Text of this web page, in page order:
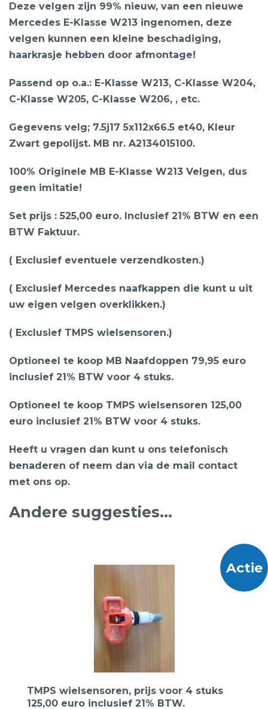
Deze velgen zijn 99% nieuw, van een nieuwe
Mercedes E-Klasse W213 ingenomen, deze
velgen kunnen een kleine beschadiging,
haarkrasje hebben door afmontage!
Passend op o.a.: E-Klasse W213, C-Klasse W204,
C-Klasse W205, C-Klasse W206, , etc.
Gegevens velg; 7.5j17 5x112x66.5 et40, Kleur
Zwart gepolijst. MB nr. A2134015100.
100% Originele MB E-Klasse W213 Velgen, dus
geen imitatie!
Set prijs : 525,00 euro. Inclusief 21% BTW en een
BTW Faktuur.
( Exclusief eventuele verzendkosten.)
( Exclusief Mercedes naafkappen die kunt u uit
uw eigen velgen overklikken.)
( Exclusief TMPS wielsensoren.)
Optioneel te koop MB Naafdoppen 79,95 euro
inclusief 21% BTW voor 4 stuks.
Optioneel te koop TMPS wielsensoren 125,00
euro inclusief 21% BTW voor 4 stuks.
Heeft u vragen dan kunt u ons telefonisch
benaderen of neem dan via de mail contact
met ons op.
Andere suggesties…
Actie
TMPS wielsensoren, prijs voor 4 stuks
125,00 euro inclusief 21% BTW.